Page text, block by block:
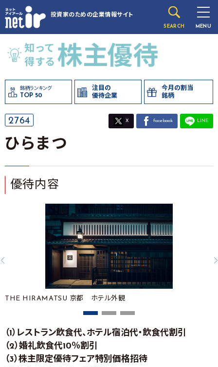
投資家のための企業情報サイト
SEARCH MENU
銘柄ランキング
TOP 50
注目の
優待企業
今月の割当
銘柄
2764 X facebook LINE
ひらまつ
優待内容
THE HIRAMATSU 京都 ホテル外観
（1）レストラン飲食代、ホテル宿泊代・飲食代割引
（2）婚礼飲食代10％割引
（3）株主限定優待フェア特別価格招待